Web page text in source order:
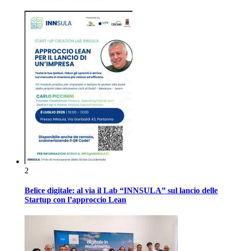
2
Belìce digitale: al via il Lab “INNSULA” sul lancio delle
Startup con l’approccio Lean